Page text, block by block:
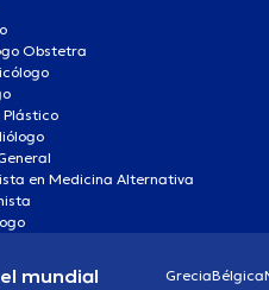
Obstetra
Plástico
en Medicina Alternativa
mundial GreciaBélgica